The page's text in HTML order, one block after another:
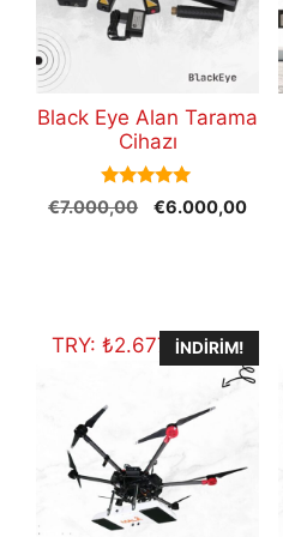
Black Eye Alan Tarama
Cihazı
5.00
out of 5
€7.000,00
Orijinal
€6.000,00Şu
TRY:₺2.677.964,30
İNDIRIM!